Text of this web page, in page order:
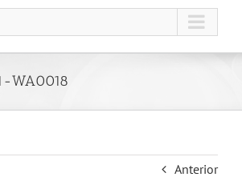
WA0018
Anterior